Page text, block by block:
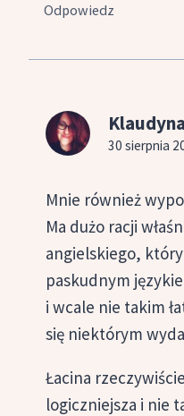
Odpowiedz
30 sierpnia
Mnie również
Ma dużo racji
angielskiego,
paskudnym
i wcale nie takim
się niektórym
Łacina
logiczniejsza i nie